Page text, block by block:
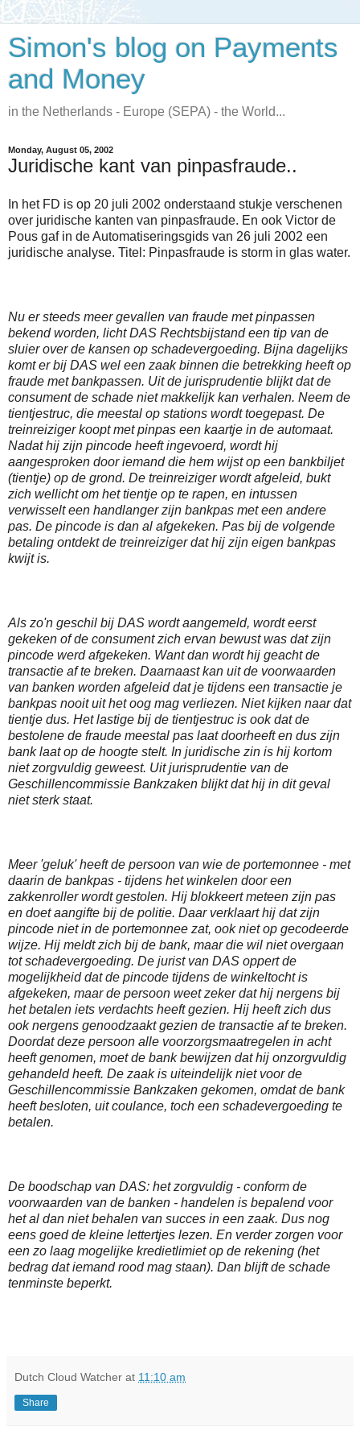
Simon's blog on Payments
and Money
in the Netherlands - Europe (SEPA) - the World...
Monday, August 05, 2002
Juridische kant van pinpasfraude..
In het FD is op 20 juli 2002 onderstaand stukje verschenen
over juridische kanten van pinpasfraude. En ook Victor de
Pous gaf in de Automatiseringsgids van 26 juli 2002 een
juridische analyse. Titel: Pinpasfraude is storm in glas water.
Nu er steeds meer gevallen van fraude met pinpassen
bekend worden, licht DAS Rechtsbijstand een tip van de
sluier over de kansen op schadevergoeding. Bijna dagelijks
komt er bij DAS wel een zaak binnen die betrekking heeft op
fraude met bankpassen. Uit de jurisprudentie blijkt dat de
consument de schade niet makkelijk kan verhalen. Neem de
tientjestruc, die meestal op stations wordt toegepast. De
treinreiziger koopt met pinpas een kaartje in de automaat.
Nadat hij zijn pincode heeft ingevoerd, wordt hij
aangesproken door iemand die hem wijst op een bankbiljet
(tientje) op de grond. De treinreiziger wordt afgeleid, bukt
zich wellicht om het tientje op te rapen, en intussen
verwisselt een handlanger zijn bankpas met een andere
pas. De pincode is dan al afgekeken. Pas bij de volgende
betaling ontdekt de treinreiziger dat hij zijn eigen bankpas
kwijt is.
Als zo'n geschil bij DAS wordt aangemeld, wordt eerst
gekeken of de consument zich ervan bewust was dat zijn
pincode werd afgekeken. Want dan wordt hij geacht de
transactie af te breken. Daarnaast kan uit de voorwaarden
van banken worden afgeleid dat je tijdens een transactie je
bankpas nooit uit het oog mag verliezen. Niet kijken naar dat
tientje dus. Het lastige bij de tientjestruc is ook dat de
bestolene de fraude meestal pas laat doorheeft en dus zijn
bank laat op de hoogte stelt. In juridische zin is hij kortom
niet zorgvuldig geweest. Uit jurisprudentie van de
Geschillencommissie Bankzaken blijkt dat hij in dit geval
niet sterk staat.
Meer 'geluk' heeft de persoon van wie de portemonnee - met
daarin de bankpas - tijdens het winkelen door een
zakkenroller wordt gestolen. Hij blokkeert meteen zijn pas
en doet aangifte bij de politie. Daar verklaart hij dat zijn
pincode niet in de portemonnee zat, ook niet op gecodeerde
wijze. Hij meldt zich bij de bank, maar die wil niet overgaan
tot schadevergoeding. De jurist van DAS oppert de
mogelijkheid dat de pincode tijdens de winkeltocht is
afgekeken, maar de persoon weet zeker dat hij nergens bij
het betalen iets verdachts heeft gezien. Hij heeft zich dus
ook nergens genoodzaakt gezien de transactie af te breken.
Doordat deze persoon alle voorzorgsmaatregelen in acht
heeft genomen, moet de bank bewijzen dat hij onzorgvuldig
gehandeld heeft. De zaak is uiteindelijk niet voor de
Geschillencommissie Bankzaken gekomen, omdat de bank
heeft besloten, uit coulance, toch een schadevergoeding te
betalen.
De boodschap van DAS: het zorgvuldig - conform de
voorwaarden van de banken - handelen is bepalend voor
het al dan niet behalen van succes in een zaak. Dus nog
eens goed de kleine lettertjes lezen. En verder zorgen voor
een zo laag mogelijke kredietlimiet op de rekening (het
bedrag dat iemand rood mag staan). Dan blijft de schade
tenminste beperkt.
Dutch Cloud Watcher at 11:10 am
Share